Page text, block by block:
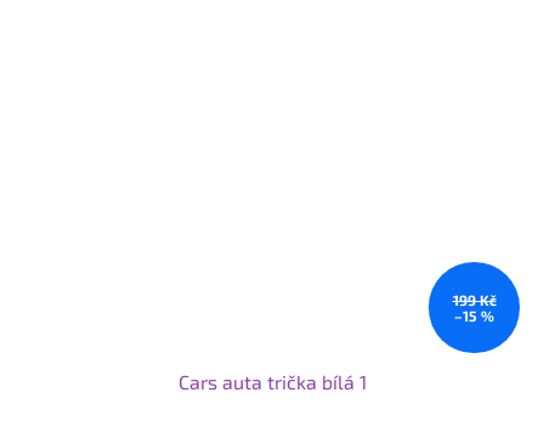
199 Kč
–15 %
Cars auta trička bílá 1